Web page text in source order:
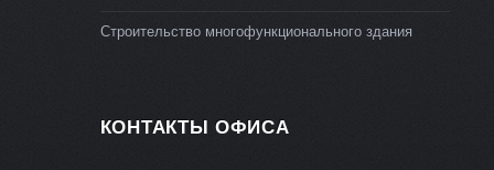
Строительство многофункционального здания
КОНТАКТЫ ОФИСА